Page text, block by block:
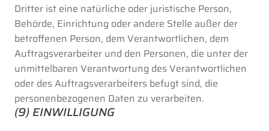
Dritter ist eine natürliche oder juristische Person,
Behörde, Einrichtung oder andere Stelle außer der
betroffenen Person, dem Verantwortlichen, dem
Auftragsverarbeiter und den Personen, die unter der
unmittelbaren Verantwortung des Verantwortlichen
oder des Auftragsverarbeiters befugt sind, die
personenbezogenen Daten zu verarbeiten.
(9) EINWILLIGUNG